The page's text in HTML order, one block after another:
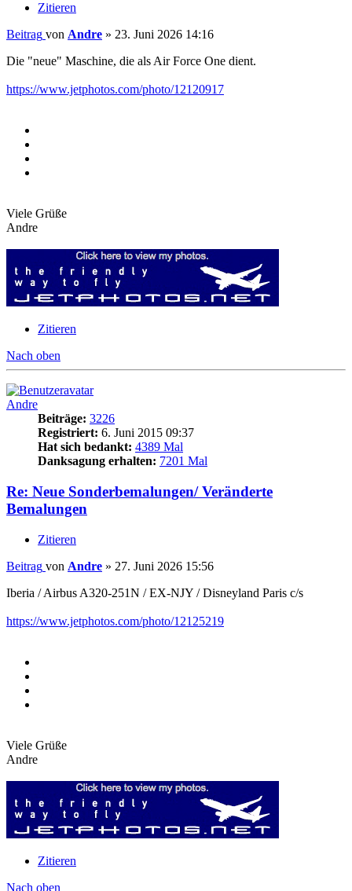
Zitieren
Beitrag von Andre » 23. Juni 2026 14:16
Die "neue" Maschine, die als Air Force One dient.
https://www.jetphotos.com/photo/12120917
Viele Grüße
Andre
Zitieren
Nach oben
Andre
Beiträge: 3226
Registriert: 6. Juni 2015 09:37
Hat sich bedankt: 4389 Mal
Danksagung erhalten: 7201 Mal
Re: Neue Sonderbemalungen/ Veränderte
Bemalungen
Zitieren
Beitrag von Andre » 27. Juni 2026 15:56
Iberia / Airbus A320-251N / EX-NJY / Disneyland Paris c/s
https://www.jetphotos.com/photo/12125219
Viele Grüße
Andre
Zitieren
Nach oben